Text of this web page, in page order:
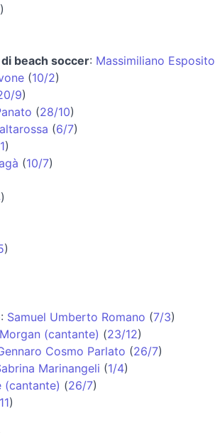
)
beach soccer: Massimiliano Esposito
(10/2)
9)
(28/10)
(6/7)
)
(10/7)
)
)
: Samuel Umberto Romano (7/3)
Morgan (cantante) (23/12)
Cosmo Parlato (26/7)
Marinangeli (1/4)
(cantante) (26/7)
)